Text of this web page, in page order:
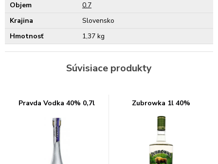
Objem
0.7
Krajina
Slovensko
Hmotnosť
1,37 kg
Súvisiace produkty
Pravda Vodka 40% 0,7l Zubrowka 1l 40%